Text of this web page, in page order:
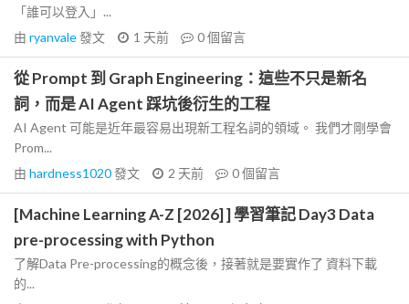
「誰可以登入」...
由 ryanvale發文 1 天前 0個留言
從 Prompt 到 Graph Engineering：這些不只是新名
詞，而是 AI Agent 踩坑後衍生的工程
AI Agent 可能是近年最容易出現新工程名詞的領域。 我們才剛學會
Prom...
由 hardness1020發文 2 天前 0個留言
[Machine Learning A-Z [2026] ] 學習筆記 Day3 Data
pre-processing with Python
了解Data Pre-processing的概念後，接著就是要實作了 資料下載
的...